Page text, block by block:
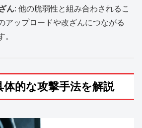
ん: 他の脆弱性と組み合わされるこ
アップロードや改ざんにつながる
。
体的な攻撃手法を解説